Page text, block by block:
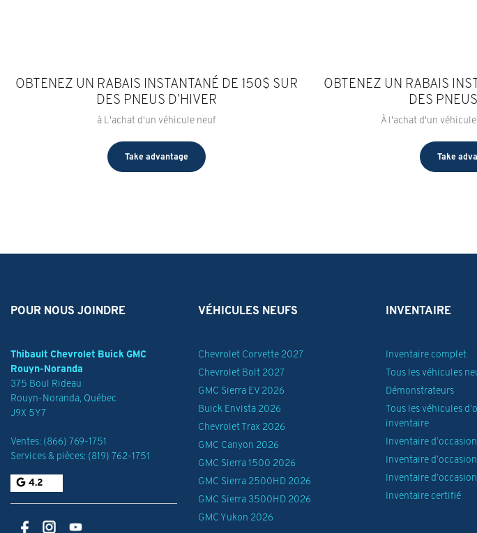
OBTENEZ UN RABAIS INSTANTANÉ DE 150$ SUR
DES PNEUS D’HIVER
à L'achat d'un véhicule neuf
Take advantage
OBTENEZ UN RABAIS
DES
À l'achat d'un
Take
POUR NOUS JOINDRE
Thibault Chevrolet Buick GMC
Rouyn-Noranda
375 Boul Rideau
Rouyn-Noranda, Québec
J9X 5Y7
Ventes: (866) 769-1751
Services & pièces: (819) 762-1751
4.2
VÉHICULES NEUFS
Chevrolet Corvette 2027
Chevrolet Bolt 2027
GMC Sierra EV 2026
Buick Envista 2026
Chevrolet Trax 2026
GMC Canyon 2026
GMC Sierra 1500 2026
GMC Sierra 2500HD 2026
GMC Sierra 3500HD 2026
GMC Yukon 2026
INVENTAIRE
Inventaire complet
Tous les véhicules
Démonstrateurs
Tous les véhicules
inventaire
Inventaire
Inventaire
Inventaire
Inventaire certifié